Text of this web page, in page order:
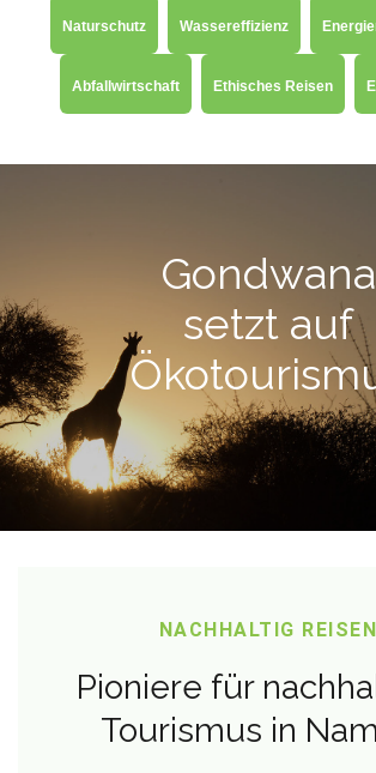
Naturschutz Wassereffizienz
Abfallwirtschaft Ethisches Reisen
Gondwana
setzt auf
NACHHALTIG REISEN
Pioniere für
Tourismus in